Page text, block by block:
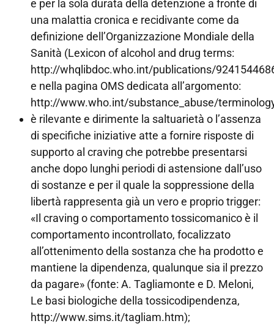
e per la sola durata della detenzione a fronte di
una malattia cronica e recidivante come da
definizione dell’Organizzazione Mondiale della
Sanità (Lexicon of alcohol and drug terms:
http://whqlibdoc.who.int/publications/
e nella pagina OMS dedicata all’argomento:
http://www.who.int/substance_abuse/
è rilevante e dirimente la saltuarietà o l’assenza
di specifiche iniziative atte a fornire risposte di
supporto al craving che potrebbe presentarsi
anche dopo lunghi periodi di astensione dall’uso
di sostanze e per il quale la soppressione della
libertà rappresenta già un vero e proprio trigger:
«Il craving o comportamento tossicomanico è il
comportamento incontrollato, focalizzato
all’ottenimento della sostanza che ha prodotto e
mantiene la dipendenza, qualunque sia il prezzo
da pagare» (fonte: A. Tagliamonte e D. Meloni,
Le basi biologiche della tossicodipendenza,
http://www.sims.it/tagliam.htm);